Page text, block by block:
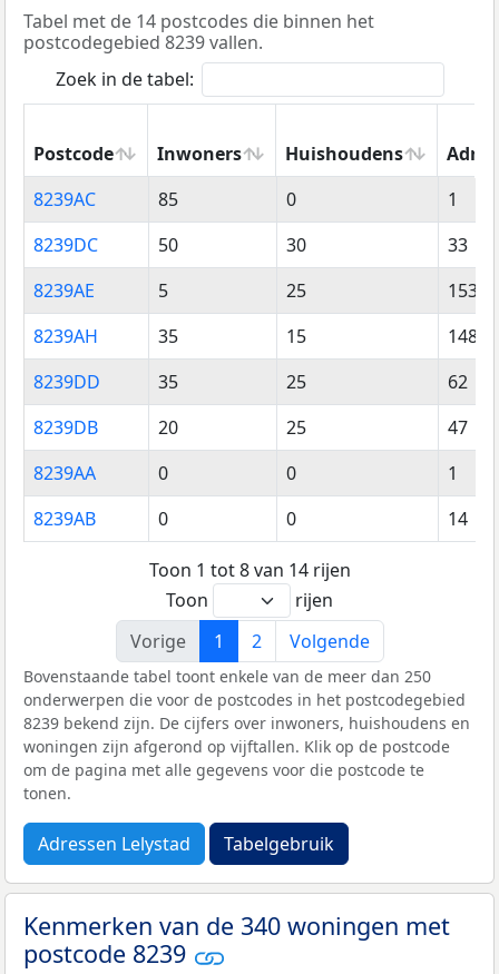
Tabel met de 14 postcodes die binnen het
postcodegebied 8239 vallen.
Zoek in de tabel:
Postcode Inwoners Huishoudens
Postcode
Inwoners Huishoudens
8239AC 85 0
1
8239DC
50 30
33
8239AE
5 25
153
8239AH
35 15
148
8239DD
35 25
62
8239DB
20 25
47
8239AA
0 0
1
8239AB
0 0 14
Toon 1 tot 8 van 14 rijen
Toon
rijen
Vorige
1 2 Volgende
Bovenstaande tabel toont enkele van de meer dan 250
onderwerpen die voor de postcodes in het postcodegebied
8239 bekend zijn. De cijfers over inwoners, huishoudens en
woningen zijn afgerond op vijftallen. Klik op de postcode
om de pagina met alle gegevens voor die postcode te
tonen.
Adressen Lelystad Tabelgebruik
Kenmerken van de 340 woningen met
postcode 8239